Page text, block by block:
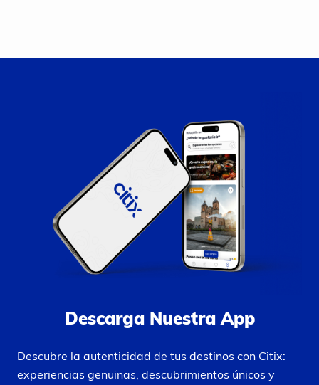
Descarga Nuestra App
Descubre la autenticidad de tus destinos con Citix:
experiencias genuinas, descubrimientos únicos y